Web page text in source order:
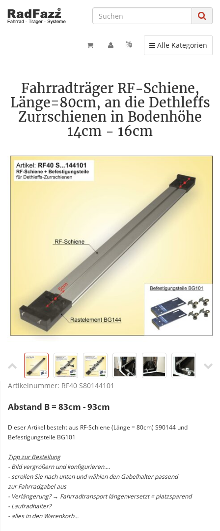
Toggle navigation
Alle Kategorien
Fahrradträger RF-Schiene,
Länge=80cm, an die Dethleffs
Zurrschienen in Bodenhöhe
14cm - 16cm
Artikelnummer: RF40 S80144101
Abstand B = 83cm - 93cm
Dieser Artikel besteht aus RF-Schiene (Länge = 80cm) S90144 und
Befestigungsteile BG101
Tipp zur Bestellung
- Bild vergrößern und konfigurieren....
- scrollen Sie nach unten und wählen den Gabelhalter passend
zur Fahrradgabel aus
- Verlängerung? → Fahrradtransport längenversetzt = platzsparend
- Laufradhalter?
- alles in den Warenkorb...